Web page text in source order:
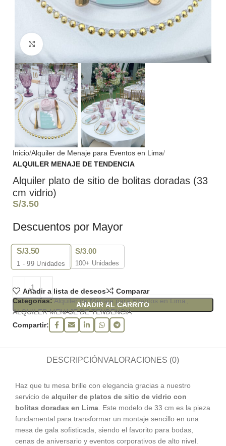
Inicio Alquiler de Menaje para Eventos en Lima
ALQUILER MENAJE DE TENDENCIA
Alquiler plato de sitio de bolitas doradas (33
cm vidrio)
S/3.50
Descuentos por Mayor
S/3.50
1 - 99 Unidades
S/3.00
100+ Unidades
AÑADIR AL CARRITO
Añadir a lista de deseos
Comparar
Categorías:Alquiler de Menaje para Eventos en Lima,
ALQUILER MENAJE DE TENDENCIA
Compartir:
DESCRIPCIÓNVALORACIONES (0)
Haz que tu mesa brille con elegancia gracias a nuestro
servicio de alquiler de platos de sitio de vidrio con
bolitas doradas en Lima. Este modelo de 33 cm es la pieza
fundamental para transformar un montaje sencillo en una
mesa de gala sofisticada, siendo el favorito para bodas,
cenas de aniversario y eventos corporativos de alto nivel.